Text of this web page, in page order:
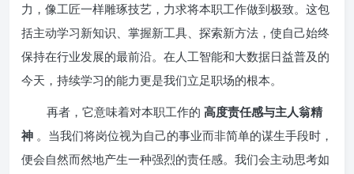
力，像工匠一样雕琢技艺，力求将本职工作做到极致。这包
括主动学习新知识、掌握新工具、探索新方法，使自己始终
保持在行业发展的最前沿。在人工智能和大数据日益普及的
今天，持续学习的能力更是我们立足职场的根本。
再者，它意味着对本职工作的 高度责任感与主人翁精
神 。当我们将岗位视为自己的事业而非简单的谋生手段时，
便会自然而然地产生一种强烈的责任感。我们会主动思考如